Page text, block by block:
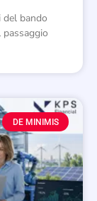
del bando
passaggio
DE MINIMIS